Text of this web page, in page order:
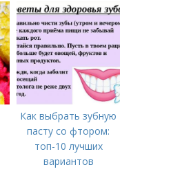
Как выбрать зубную
пасту со фтором:
топ-10 лучших
вариантов